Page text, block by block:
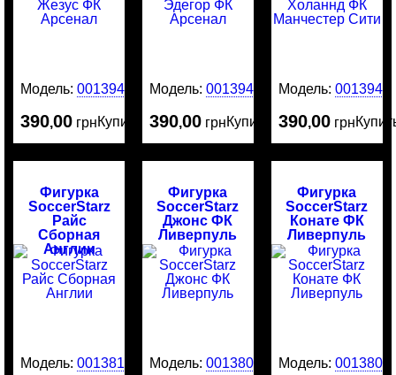
Модель:0013949
390,00 грнКупить
Модель:0013946
390,00 грнКупить
Модель: 0013945
390,00 грн
Фигурка
SoccerStarz
Райс
Сборная
Англии
Модель:0013818
Фигурка
SoccerStarz
Джонс ФК
Ливерпуль
Модель:0013808
Фигурка
SoccerStarz
Конате ФК
Ливерпуль
Модель: 0013805